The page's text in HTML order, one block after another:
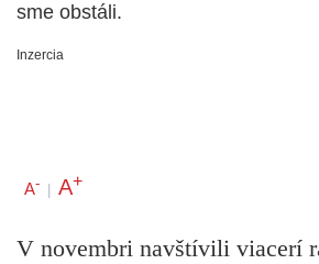
sme obstáli.
Inzercia
A- | A+
V novembri navštívili viacerí